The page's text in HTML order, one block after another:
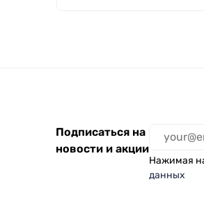
Подписаться на
новости и акции
Нажимая
данных